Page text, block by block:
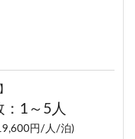
：1～5人
円/人/泊)